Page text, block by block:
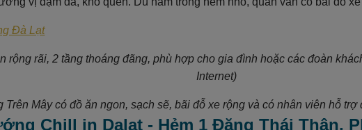
Đà Lạt
rộng rãi, 2 tầng thoáng đãng, phù hợp cho gia đình hoặc các đoàn
Internet)
Trên Mây có đồ ăn ngon, sạch sẽ, bãi đỗ xe rộng và có nhân viên hỗ trợ
Chill in Dalat - Hẻm 1 Đặng Thái Thân,